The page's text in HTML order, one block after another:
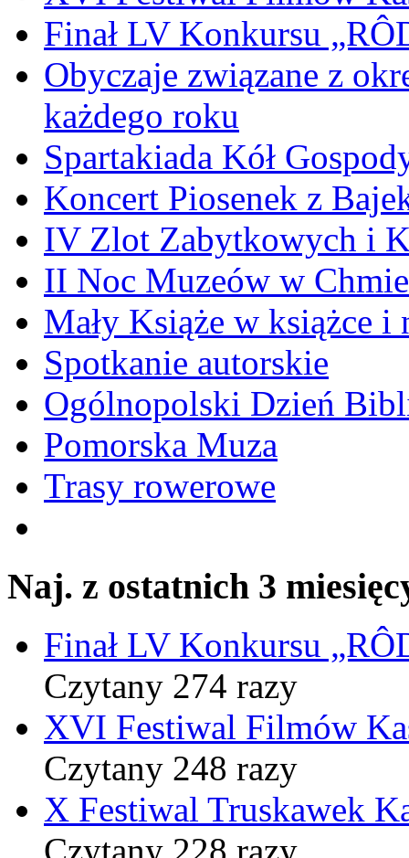
Finał LV Konkursu
Obyczaje związane z
każdego roku
Spartakiada Kół
Koncert Piosenek z
IV Zlot Zabytkowych i
II Noc Muzeów w
Mały Książe w książce i
Spotkanie autorskie
Ogólnopolski Dzień
Pomorska Muza
Trasy rowerowe
Naj. z ostatnich 3
Finał LV Konkursu
Czytany 274 razy
XVI Festiwal Filmów
Czytany 248 razy
X Festiwal Truskawek